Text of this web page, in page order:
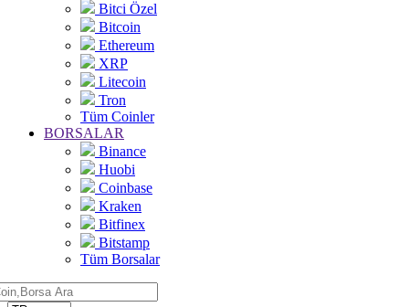
Bitci Özel
Bitcoin
Ethereum
XRP
Litecoin
Tron
Tüm Coinler
BORSALAR
Binance
Huobi
Coinbase
Kraken
Bitfinex
Bitstamp
Tüm Borsalar